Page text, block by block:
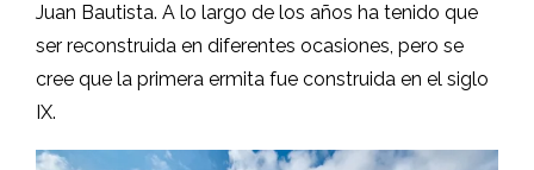
Juan Bautista. A lo largo de los años ha tenido que
ser reconstruida en diferentes ocasiones, pero se
cree que la primera ermita fue construida en el siglo
IX.